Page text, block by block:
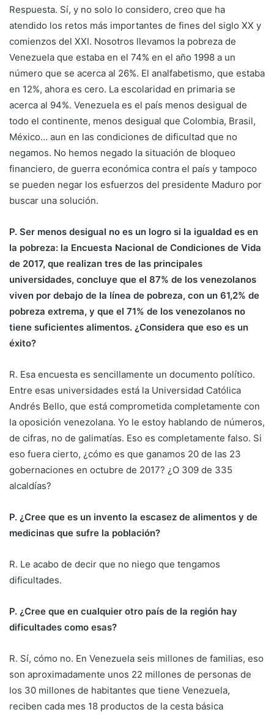
Respuesta. Sí, y no solo lo considero, creo que ha
atendido los retos más importantes de fines del siglo XX y
comienzos del XXI. Nosotros llevamos la pobreza de
Venezuela que estaba en el 74% en el año 1998 a un
número que se acerca al 26%. El analfabetismo, que estaba
en 12%, ahora es cero. La escolaridad en primaria se
acerca al 94%. Venezuela es el país menos desigual de
todo el continente, menos desigual que Colombia, Brasil,
México… aun en las condiciones de dificultad que no
negamos. No hemos negado la situación de bloqueo
financiero, de guerra económica contra el país y tampoco
se pueden negar los esfuerzos del presidente Maduro por
buscar una solución.
P. Ser menos desigual no es un logro si la igualdad es en
la pobreza: la Encuesta Nacional de Condiciones de Vida
de 2017, que realizan tres de las principales
universidades, concluye que el 87% de los venezolanos
viven por debajo de la línea de pobreza, con un 61,2% de
pobreza extrema, y que el 71% de los venezolanos no
tiene suficientes alimentos. ¿Considera que eso es un
éxito?
R. Esa encuesta es sencillamente un documento político.
Entre esas universidades está la Universidad Católica
Andrés Bello, que está comprometida completamente con
la oposición venezolana. Yo le estoy hablando de números,
de cifras, no de galimatías. Eso es completamente falso. Si
eso fuera cierto, ¿cómo es que ganamos 20 de las 23
gobernaciones en octubre de 2017? ¿O 309 de 335
alcaldías?
P. ¿Cree que es un invento la escasez de alimentos y de
medicinas que sufre la población?
R. Le acabo de decir que no niego que tengamos
dificultades.
P. ¿Cree que en cualquier otro país de la región hay
dificultades como esas?
R. Sí, cómo no. En Venezuela seis millones de familias, eso
son aproximadamente unos 22 millones de personas de
los 30 millones de habitantes que tiene Venezuela,
reciben cada mes 18 productos de la cesta básica